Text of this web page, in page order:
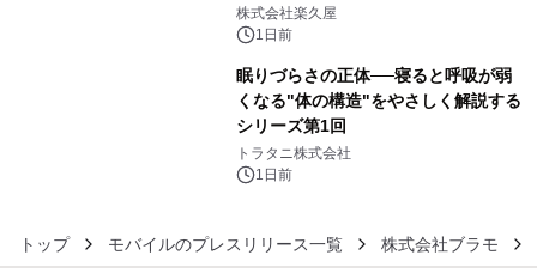
メニューを提供
株式会社楽久屋
1日前
眠りづらさの正体──寝ると呼吸が弱
くなる"体の構造"をやさしく解説する
シリーズ第1回
トラタニ株式会社
1日前
トップ モバイルのプレスリリース一覧 株式会社ブラモ